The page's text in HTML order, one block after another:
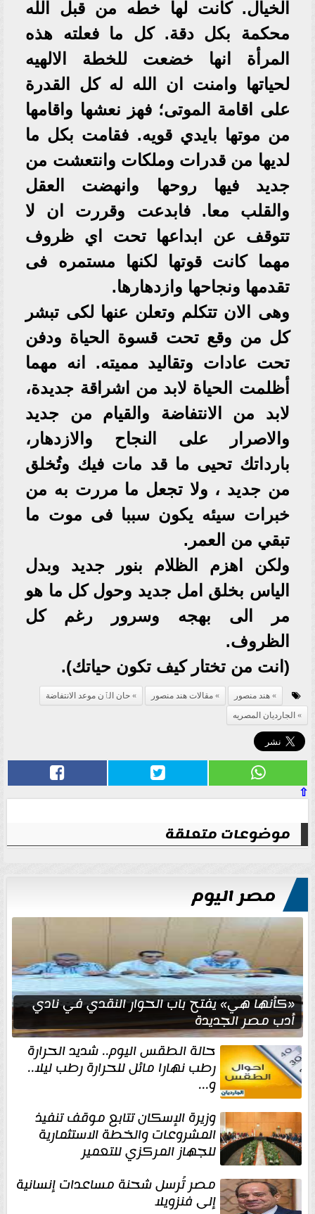
الخيال. كانت لها خطه من قبل الله
محكمة بكل دقة. كل ما فعلته هذه
المرأة انها خضعت للخطة الالهيه
لحياتها وامنت ان الله له كل القدرة
على اقامة الموتى؛ فهز نعشها واقامها
من موتها بايدي قويه. فقامت بكل ما
لديها من قدرات وملكات وانتعشت من
جديد فيها روحها وانهضت العقل
والقلب معا. فابدعت وقررت ان لا
تتوقف عن ابداعها تحت اي ظروف
مهما كانت قوتها لكنها مستمره فى
تقدمها ونجاحها وازدهارها.
وهى الان تتكلم وتعلن عنها لكى تبشر
كل من وقع تحت قسوة الحياة ودفن
تحت عادات وتقاليد مميته. انه مهما
أظلمت الحياة لابد من اشراقة جديدة،
لابد من الانتفاضة والقيام من جديد
والاصرار على النجاح والازدهار،
بارداتك تحيى ما قد مات فيك وتُخلق
من جديد ، ولا تجعل ما مررت به من
خبرات سيئه يكون سببا فى موت ما
تبقي من العمر.
ولكن اهزم الظلام بنور جديد وبدل
الياس بخلق امل جديد وحول كل ما هو
مر الى بهجه وسرور رغم كل
الظروف.
(انت من تختار كيف تكون حياتك).
هند منصور مقالات هند منصور
حان الٱن موعد الانتفاضة
الجارديان المصريه
⇧
موضوعات متعلقة
مصر اليوم
«كأنها هي» يفتح باب الحوار النقدي في نادي
أدب مصر الجديدة
حالة الطقس اليوم.. شديد الحرارة
رطب نهارا مائل للحرارة رطب ليلا..
و...
وزيرة الإسكان تتابع موقف تنفيذ
المشروعات والخطة الاستثمارية
للجهاز المركزي للتعمير
مصر تُرسل شحنة مساعدات إنسانية
إلى فنزويلا